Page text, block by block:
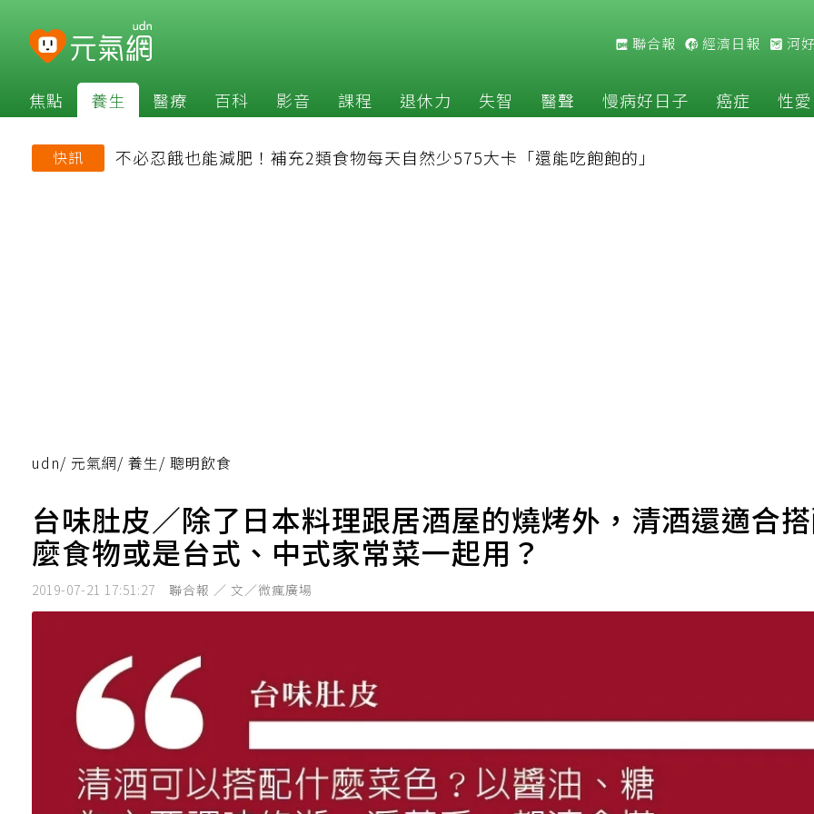
聯合報 經濟日報 河
焦點 養生 醫療 百科 影音 課程 退休力 失智 醫聲 慢病好日子 癌症 性愛
快訊 不必忍餓也能減肥！補充2類食物每天自然少575大卡「還能吃飽飽的」
udn/ 元氣網/ 養生/ 聰明飲食
台味肚皮／除了日本料理跟居酒屋的燒烤外，清酒還適合
麼食物或是台式、中式家常菜一起用？
2019-07-21 17:51:27 聯合報 ／ 文／微瘋廣場